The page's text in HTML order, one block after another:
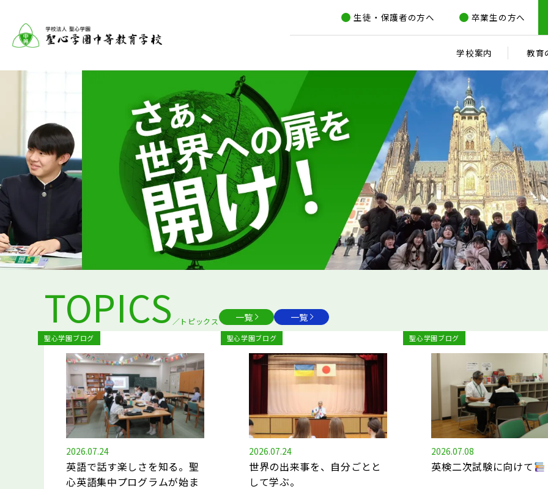
生徒・保護者の方へ 卒業生の方へ
学校案内 教育
TOPICS トピックス 一覧 一覧
聖心学園ブログ
2026.07.24
英語で話す楽しさを知る。聖
心英語集中プログラムが始ま
聖心学園ブログ
2026.07.24
世界の出来事を、自分ごとと
して学ぶ。
聖心学園ブログ
2026.07.08
英検二次試験に向けて